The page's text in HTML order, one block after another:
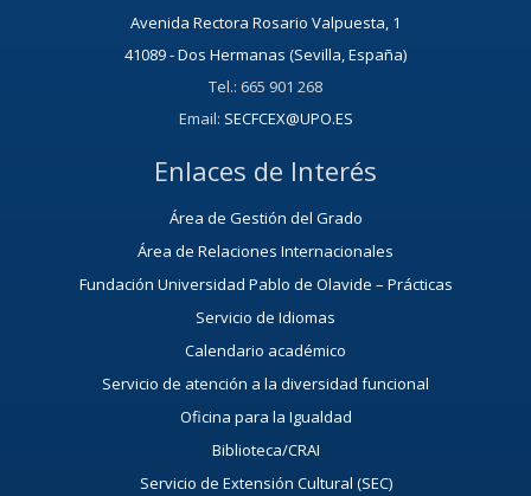
Avenida Rectora Rosario Valpuesta, 1
41089 - Dos Hermanas (Sevilla, España)
Tel.: 665 901 268
Email: SECFCEX@UPO.ES
Enlaces de Interés
Área de Gestión del Grado
Área de Relaciones Internacionales
Fundación Universidad Pablo de Olavide – Prácticas
Servicio de Idiomas
Calendario académico
Servicio de atención a la diversidad funcional
Oficina para la Igualdad
Biblioteca/CRAI
Servicio de Extensión Cultural (SEC)